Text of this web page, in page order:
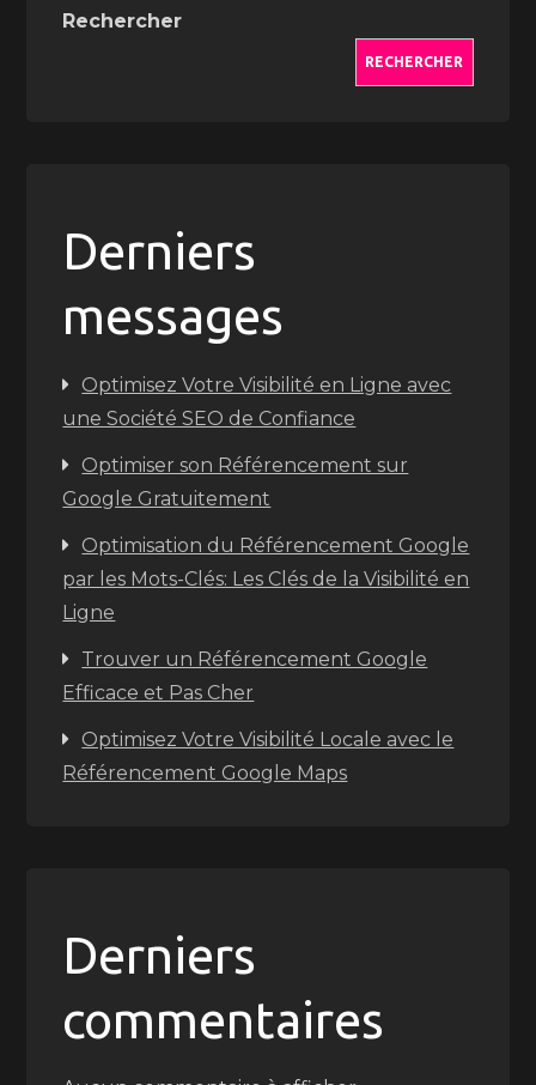
Rechercher
RECHERCHER
Derniers
messages
Optimisez Votre Visibilité en Ligne avec
une Société SEO de Confiance
Optimiser son Référencement sur
Google Gratuitement
Optimisation du Référencement Google
par les Mots-Clés: Les Clés de la Visibilité en
Ligne
Trouver un Référencement Google
Efficace et Pas Cher
Optimisez Votre Visibilité Locale avec le
Référencement Google Maps
Derniers
commentaires